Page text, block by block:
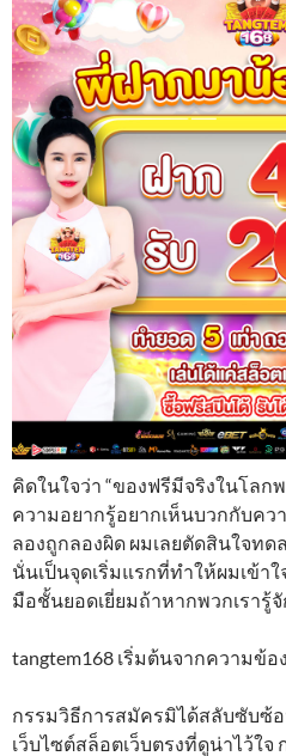
คิดในใจว่า “ของฟรีมีจริงในโลก
ความอยากรู้อยากเห็นบวกกับคว
ลองถูกลองผิด ผมเลยตัดสินใจท
นั่นเป็นจุดเริ่มแรกที่ทำให้ผมเข้าใ
มือชั้นยอดเยี่ยมถ้าหากพวกเรารู้
tangtem168 เริ่มต้นจากความข้อ
กรรมวิธีการสมัครมิได้สลับซับซ้
เว็บไซต์สล็อตเว็บตรงที่ดูน่าไว้ใ